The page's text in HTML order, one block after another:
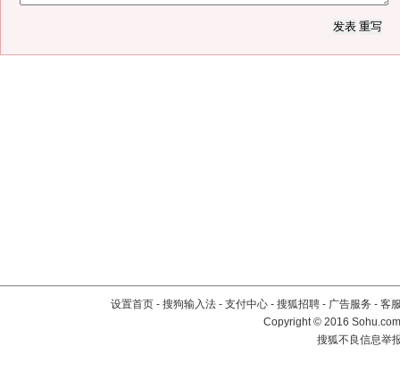
设置首页 - 搜狗输入法 - 支付中心 - 搜狐招聘 - 广告服务 - 客
Copyright©2016
搜狐不良信息举